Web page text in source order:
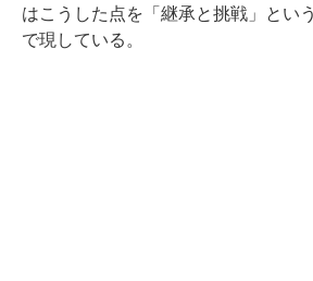
はこうした点を「継承と挑戦」とい
で現している。